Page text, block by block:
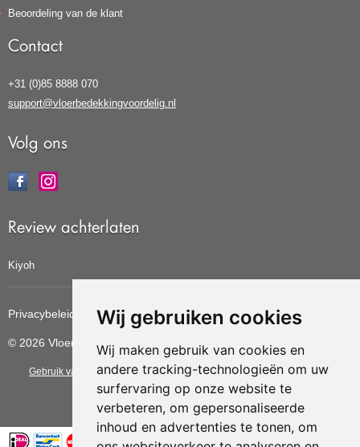
Wij gebruiken cookies
Wij maken gebruik van cookies en
andere tracking-technologieën om uw
surfervaring op onze website te
verbeteren, om gepersonaliseerde
inhoud en advertenties te tonen, om
Beoordeling van de klant
Contact
+31 (0)85 8888 070
support@vloerbedekkingvoordelig.nl
Volg ons
Review achterlaten
Kiyoh
Privacybeleid Cookiebeleid Update cookies voorkeuren
© 2026 Vloerbedekkingvoordelig
Gebruik van deze site betekent dat u dealgemene voorwaarden van CBW